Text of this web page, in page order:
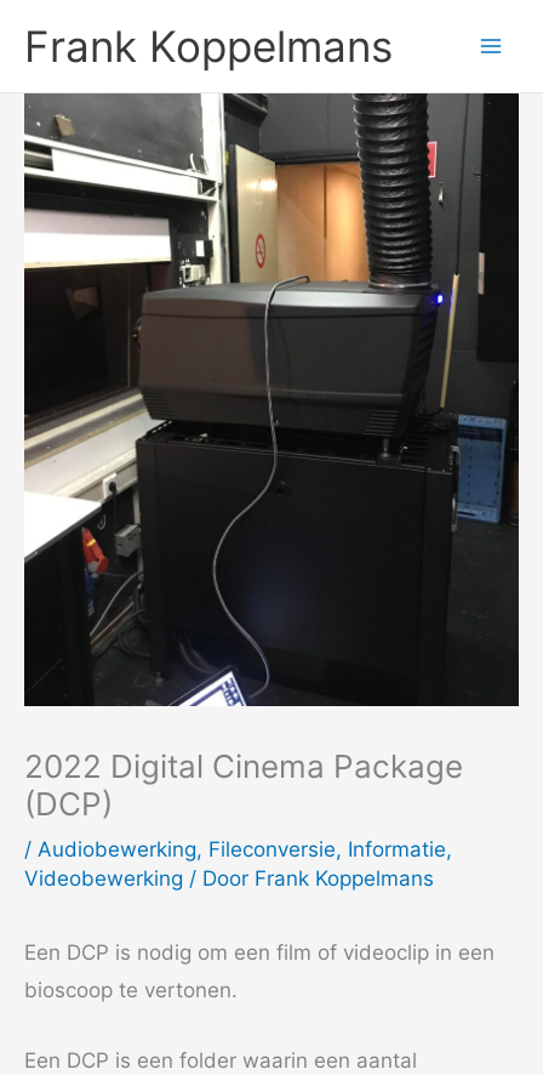
naar
de
inhoud
Frank Koppelmans
2022 Digital Cinema Package
(DCP)
/ Audiobewerking, Fileconversie, Informatie,
Videobewerking / Door Frank Koppelmans
Een DCP is nodig om een film of videoclip in een
bioscoop te vertonen.
Een DCP is een folder waarin een aantal